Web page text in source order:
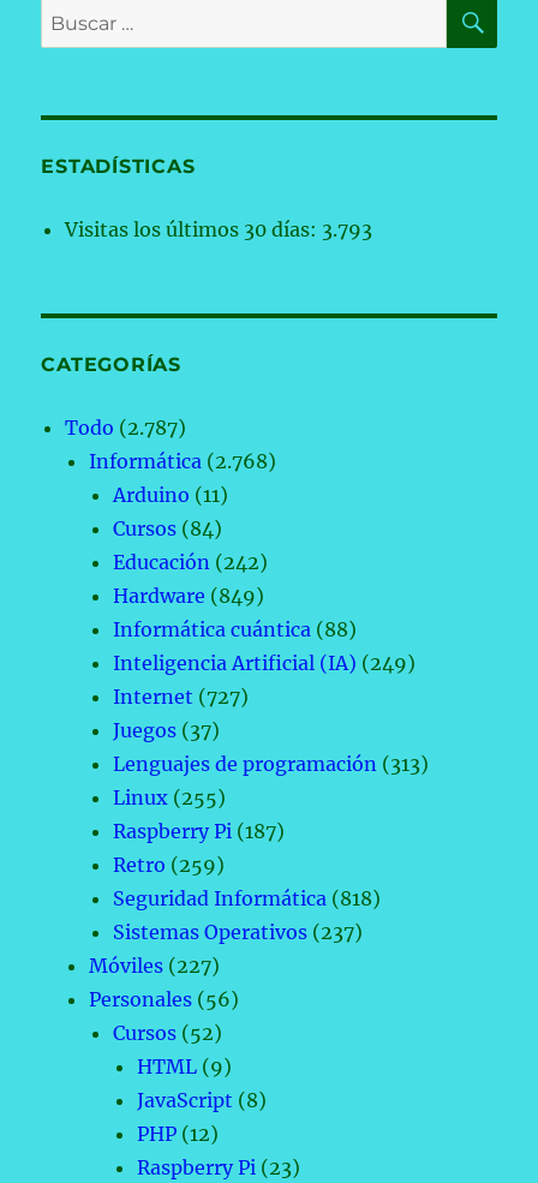
Buscar
por:
ESTADÍSTICAS
Visitas los últimos 30 días: 3.793
CATEGORÍAS
Todo (2.787)
Informática (2.768)
Arduino (11)
Cursos (84)
Educación (242)
Hardware (849)
Informática cuántica (88)
Inteligencia Artificial (IA) (249)
Internet (727)
Juegos (37)
Lenguajes de programación (313)
Linux (255)
Raspberry Pi (187)
Retro (259)
Seguridad Informática (818)
Sistemas Operativos (237)
Móviles (227)
Personales (56)
Cursos (52)
HTML (9)
JavaScript (8)
PHP (12)
Raspberry Pi (23)